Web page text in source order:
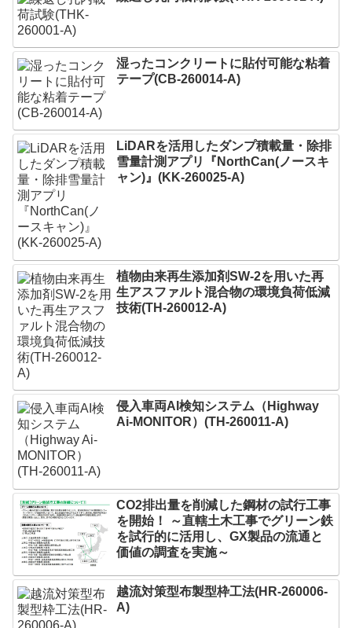
湿ったコンクリートに貼付可能な粘着
テープ(CB-260014-A)
LiDARを活用したダンプ積載量・除排
雪量計測アプリ『NorthCan(ノースキ
ャン)』(KK-260025-A)
植物由来再生添加剤SW-2を用いた再
生アスファルト混合物の環境負荷低減
技術(TH-260012-A)
侵入車両AI検知システム（Highway
Ai-MONITOR）(TH-260011-A)
CO2排出量を削減した鋼材の試行工事
を開始！ ～直轄土木工事でグリーン鉄
を試行的に活用し、GX製品の流通と
価値の調査を実施～
越流対策型布製型枠工法(HR-260006-
A)